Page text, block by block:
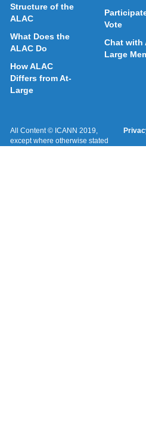
Structure of the
ALAC
What Does the
ALAC Do
How ALAC
Differs from At-
Large
Vote
Chat with
Large
All Content © ICANN 2019,
except where otherwise stated